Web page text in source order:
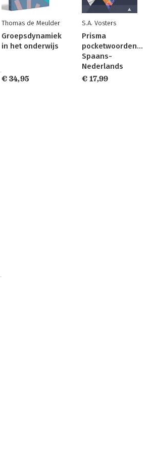
Thomas de Meulder
Groepsdynamiek
in het onderwijs
€ 34,95
S.A. Vosters
Prisma
pocketwoordenboek
Spaans-
Nederlands
€ 17,99